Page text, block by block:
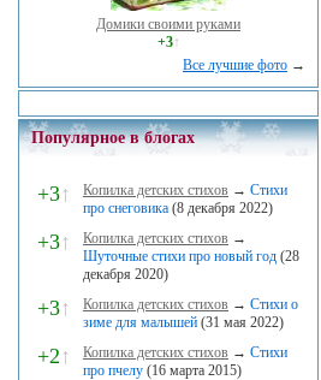
Домики своими руками
+3↑
Все лучшие фото →
Популярное в блогах
+3↑ Копилка детских стихов → Стихи
про снеговика (8 декабря 2022)
+3↑ Копилка детских стихов →
Шуточные стихи про новый год (28
декабря 2020)
+3↑ Копилка детских стихов → Стихи о
зиме для малышей (31 мая 2022)
+2↑ Копилка детских стихов → Стихи
про пчелу (16 марта 2015)